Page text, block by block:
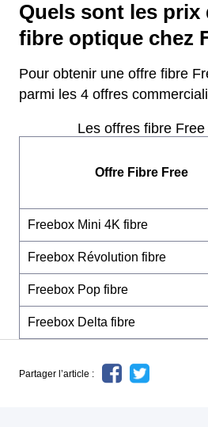
Quels sont les prix
fibre optique chez
Pour obtenir une offre fibre
parmi les 4 offres
Les offres fibre
Offre Fibre Free
Freebox Mini 4K fibre
Freebox Révolution fibre
Freebox Pop fibre
Freebox Delta fibre
Partager l’article :